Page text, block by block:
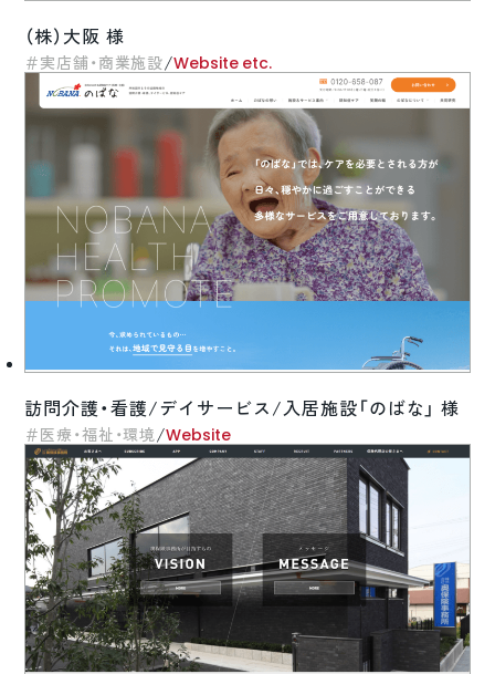
（株）大阪 様
実店舗・商業施設/Website etc.
訪問介護・看護/デイサービス/入居施設「のばな」 様
医療・福祉・環境 /Website